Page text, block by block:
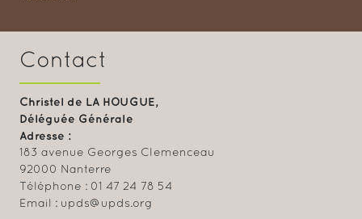
Contact
Christel de LA HOUGUE,
Déléguée Générale
Adresse :
183 avenue Georges Clemenceau
92000 Nanterre
Téléphone : 01 47 24 78 54
Email : upds@upds.org